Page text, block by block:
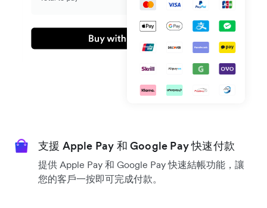
支援 Apple Pay 和 Google Pay 快速付款
提供 Apple Pay 和 Google Pay 快速結帳功能，讓
您的客戶一按即可完成付款。